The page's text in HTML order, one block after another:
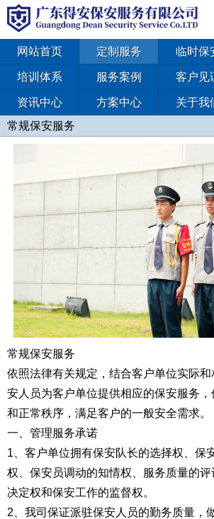
网站首页 定制服务 临时保
培训体系 服务案例 客户见
资讯中心 方案中心 关于我
常规保安服务
常规保安服务
依照法律有关规定，结合客户单位实际
安人员为客户单位提供相应的保安服务
和正常秩序，满足客户的一般安全需求。
一、管理服务承诺
1、客户单位拥有保安队长的选择权、保
权、保安员调动的知情权、服务质量的
决定权和保安工作的监督权。
2、我司保证派驻保安人员的勤务质量，